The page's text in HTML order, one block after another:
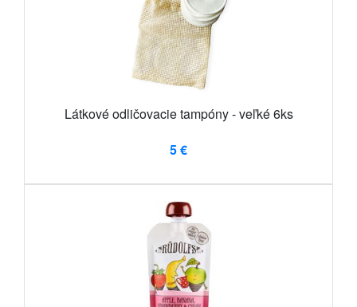
Látkové odličovacie tampóny - veľké 6ks
5 €